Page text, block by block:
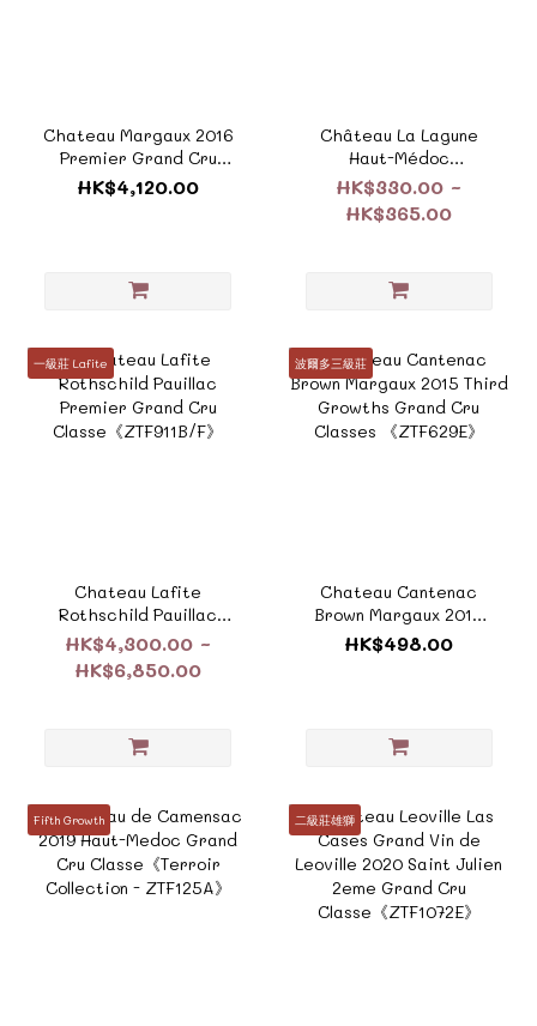
Chateau Margaux 2016
Premier Grand Cru
Classe《ZTF1195E》
HK$4,120.00
Château La Lagune
Haut-Médoc
《ZTF538D/E/F》
HK$330.00 ~
HK$365.00
一級莊 Lafite
Chateau Lafite
Rothschild Pauillac
Premier Grand Cru
Classe《ZTF911B/F》
HK$4,300.00 ~
HK$6,850.00
波爾多三級莊
Chateau Cantenac
Brown Margaux 2015
Third Growths Grand
Cru Classes
HK$498.00
Fifth Growth 二級莊雄獅